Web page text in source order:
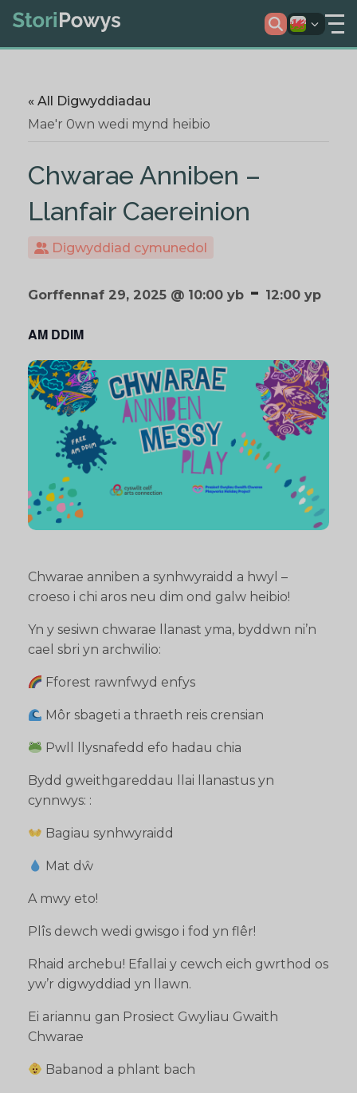
« All Digwyddiadau
Mae'r 0wn wedi mynd heibio
Chwarae Anniben –
Llanfair Caereinion
Digwyddiad cymunedol
Gorffennaf 29, 2025 @ 10:00 yb - 12:00 yp
AM DDIM
Chwarae anniben a synhwyraidd a hwyl –
croeso i chi aros neu dim ond galw heibio!
Yn y sesiwn chwarae llanast yma, byddwn ni’n
cael sbri yn archwilio:
Fforest rawnfwyd enfys
Môr sbageti a thraeth reis crensian
Pwll llysnafedd efo hadau chia
Bydd gweithgareddau llai llanastus yn
cynnwys: :
Bagiau synhwyraidd
Mat dŵ
A mwy eto!
Plîs dewch wedi gwisgo i fod yn flêr!
Rhaid archebu! Efallai y cewch eich gwrthod os
yw’r digwyddiad yn llawn.
Ei ariannu gan Prosiect Gwyliau Gwaith
Chwarae
Babanod a phlant bach